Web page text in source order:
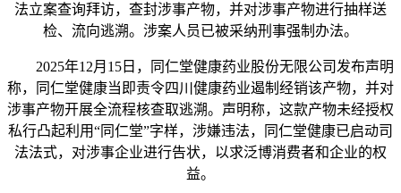
法立案查询拜访，查封涉事产物，并对涉事产物进行抽样送
检、流向逃溯。涉案人员已被采纳刑事强制办法。
2025年12月15日，同仁堂健康药业股份无限公司发布声明
称，同仁堂健康当即责令四川健康药业遏制经销该产物，并对
涉事产物开展全流程核查取逃溯。声明称，这款产物未经授权
私行凸起利用“同仁堂”字样，涉嫌违法，同仁堂健康已启动司
法法式，对涉事企业进行告状，以求泛博消费者和企业的权
益。